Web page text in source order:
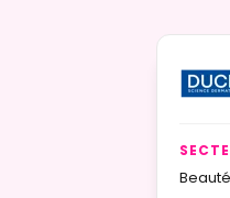
Beauté